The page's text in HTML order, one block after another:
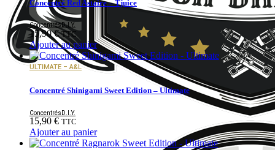
Concentré Red Astaire – Tjuice
ConcentrésD.I.Y.
15,90€ TTC
Ajouter au panier
ULTIMATE – A&L
Concentré Shinigami Sweet Edition – Ultimate
Concentrés D.I.Y.
15,90 € TTC
Ajouter au panier